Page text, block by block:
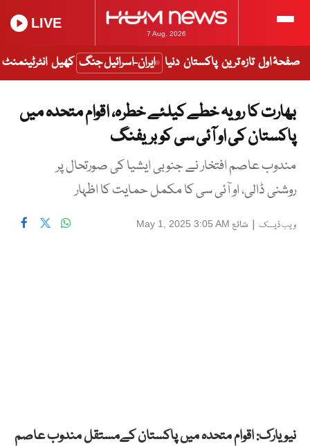
7 Aug, 2026
LIVE
صفحۂ اول تازہ ترین پاکستان دنیا ایران-اسرائیل جنگ کھیل انٹرٹینمنٹ
بھارت کا رویہ خطے کیلئے خطرہ، اقوام متحدہ میں
پاکستان کی او آئی سی کو بریفنگ
مندوب عاصم افتخار نے جنوبی ایشیا کی صورتحال پر
روشنی ڈالی، او آئی سی کا مکمل حمایت کا اظہار
ویب ڈیسک | شائع May 1, 2025 3:05 AM
نیویارک: اقوام متحدہ میں پاکستان کےمستقل مندوب عاصم